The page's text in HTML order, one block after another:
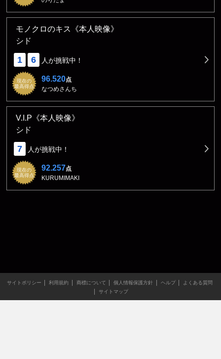
モノクロのキス《本人映像》
シド
1 6 人が挑戦中！
現在の
最高得点
96.520点
なつめさんち
V.I.P《本人映像》
シド
7 人が挑戦中！
現在の
最高得点
92.257点
KURUMIMAKI
サイトポリシー 利用規約 商標について 個人情報保護方針 ヘルプ
よくある質問
サイトマップ